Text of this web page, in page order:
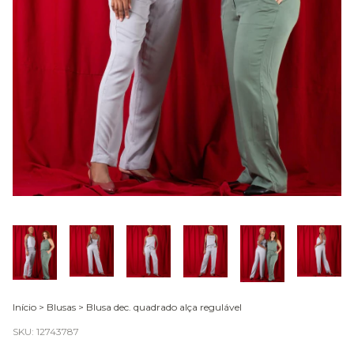
Início > Blusas > Blusa dec. quadrado alça regulável
SKU: 12743787